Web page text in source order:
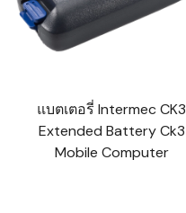
แบตเตอรี่ Intermec CK3
Extended Battery Ck3
Mobile Computer